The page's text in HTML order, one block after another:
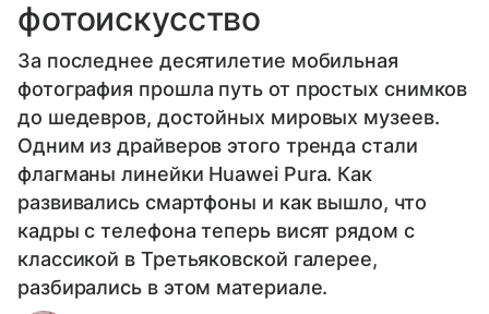
фотоискусство
За последнее десятилетие мобильная
фотография прошла путь от простых снимков
до шедевров, достойных мировых музеев.
Одним из драйверов этого тренда стали
флагманы линейки Huawei Pura. Как
развивались смартфоны и как вышло, что
кадры с телефона теперь висят рядом с
классикой в Третьяковской галерее,
разбирались в этом материале.